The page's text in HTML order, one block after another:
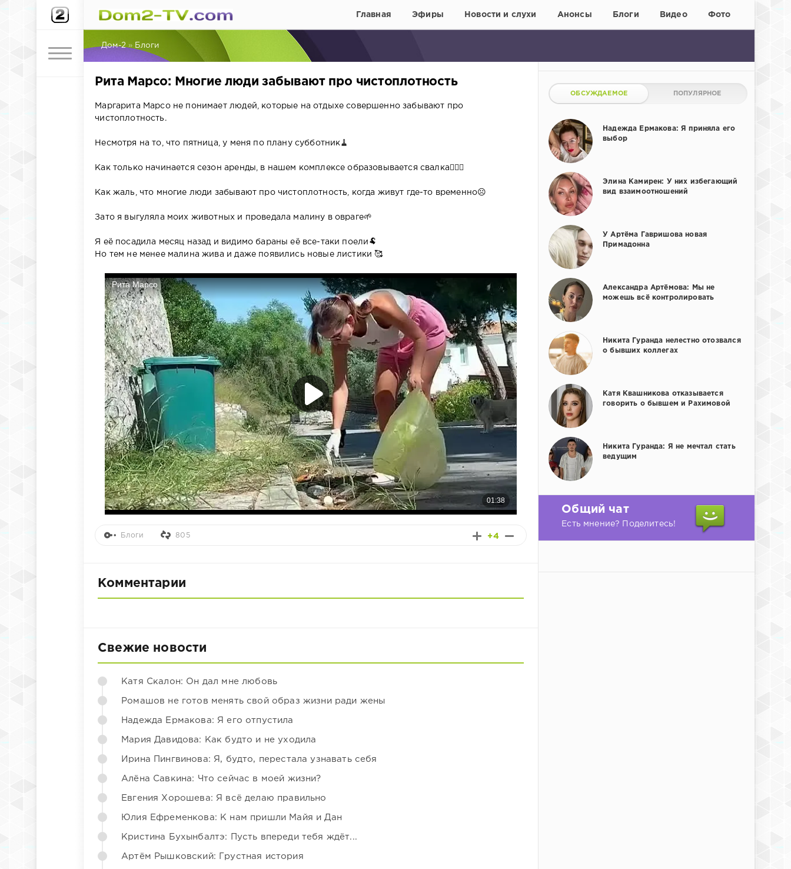
Главная Эфиры Новости и слухи Анонсы Блоги Видео Фото
Дом-2 » Блоги
Рита Марсо: Многие люди забывают про чистоплотность
Маргарита Марсо не понимает людей, которые на отдыхе совершенно забывают про
чистоплотность.
Несмотря на то, что пятница, у меня по плану субботник🧹
Как только начинается сезон аренды, в нашем комплексе образовывается свалка🙎🏻‍♀
Как жаль, что многие люди забывают про чистоплотность, когда живут где-то временно☹
Зато я выгуляла моих животных и проведала малину в овраге🌱
Я её посадила месяц назад и видимо бараны её все-таки поели🐏
Но тем не менее малина жива и даже появились новые листики 🥰
+4
Блоги 805
Комментарии
Свежие новости
Катя Скалон: Он дал мне любовь
Ромашов не готов менять свой образ жизни ради жены
Надежда Ермакова: Я его отпустила
Мария Давидова: Как будто и не уходила
Ирина Пингвинова: Я, будто, перестала узнавать себя
Алёна Савкина: Что сейчас в моей жизни?
Евгения Хорошева: Я всё делаю правильно
Юлия Ефременкова: К нам пришли Майя и Дан
Кристина Бухынбалтэ: Пусть впереди тебя ждёт...
Артём Рышковский: Грустная история
ОБСУЖДАЕМОЕ ПОПУЛЯРНОЕ
Надежда Ермакова: Я приняла его
выбор
Элина Камирен: У них избегающий
вид взаимоотношений
У Артёма Гавришова новая
Примадонна
Александра Артёмова: Мы не
можешь всё контролировать
Никита Гуранда нелестно отозвался
о бывших коллегах
Катя Квашникова отказывается
говорить о бывшем и Рахимовой
Никита Гуранда: Я не мечтал стать
ведущим
Общий чат
Есть мнение? Поделитесь!